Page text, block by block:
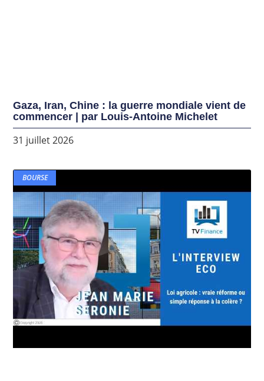
Gaza, Iran, Chine : la guerre mondiale vient de
commencer | par Louis-Antoine Michelet
31 juillet 2026
BOURSE